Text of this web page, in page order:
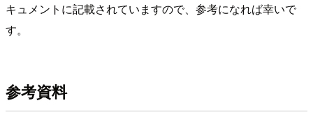
キュメントに記載されていますので、参考になれば幸いで
す。
参考資料